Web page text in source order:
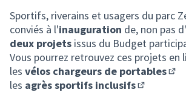
(Lien externe)
Sportifs, riverains et usagers du parc
conviés à l'inauguration de, non pas
deux projets issus du Budget
Vous pourrez retrouvez ces projets en
les vélos chargeurs de portables
les agrès sportifs inclusifs